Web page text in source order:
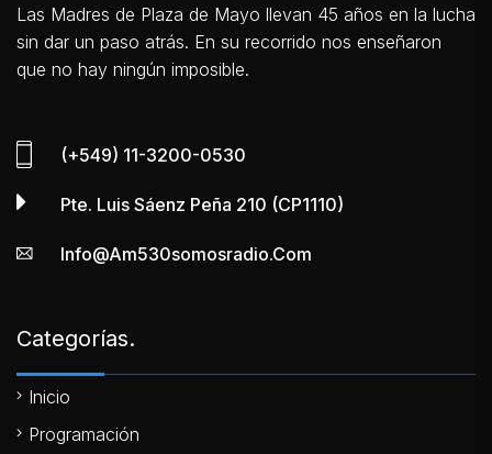
Las Madres de Plaza de Mayo llevan 45 años en la lucha
sin dar un paso atrás. En su recorrido nos enseñaron
que no hay ningún imposible.
(+549) 11-3200-0530
Pte. Luis Sáenz Peña 210 (CP1110)
Info@am530somosradio.com
Categorías.
Inicio
Programación